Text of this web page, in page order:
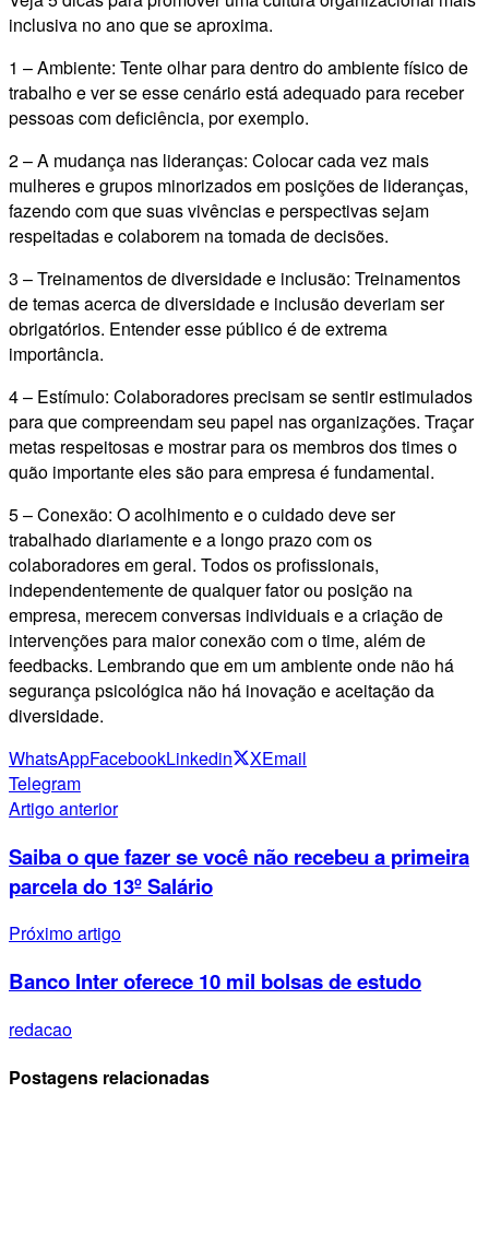
inclusiva no ano que se aproxima.
1 – Ambiente: Tente olhar para dentro do ambiente físico de
trabalho e ver se esse cenário está adequado para receber
pessoas com deficiência, por exemplo.
2 – A mudança nas lideranças: Colocar cada vez mais
mulheres e grupos minorizados em posições de lideranças,
fazendo com que suas vivências e perspectivas sejam
respeitadas e colaborem na tomada de decisões.
3 – Treinamentos de diversidade e inclusão: Treinamentos
de temas acerca de diversidade e inclusão deveriam ser
obrigatórios. Entender esse público é de extrema
importância.
4 – Estímulo: Colaboradores precisam se sentir estimulados
para que compreendam seu papel nas organizações. Traçar
metas respeitosas e mostrar para os membros dos times o
quão importante eles são para empresa é fundamental.
5 – Conexão: O acolhimento e o cuidado deve ser
trabalhado diariamente e a longo prazo com os
colaboradores em geral. Todos os profissionais,
independentemente de qualquer fator ou posição na
empresa, merecem conversas individuais e a criação de
intervenções para maior conexão com o time, além de
feedbacks. Lembrando que em um ambiente onde não há
segurança psicológica não há inovação e aceitação da
diversidade.
WhatsAppFacebookLinkedin XEmail
Telegram
Artigo anterior
Saiba o que fazer se você não recebeu a primeira
parcela do 13º Salário
Próximo artigo
Banco Inter oferece 10 mil bolsas de estudo
redacao
Postagens relacionadas